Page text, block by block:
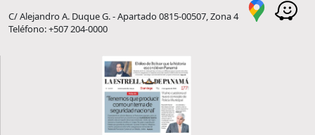
C/ Alejandro A. Duque G. - Apartado 0815-00507, Zona 4
Teléfono: +507 204-0000